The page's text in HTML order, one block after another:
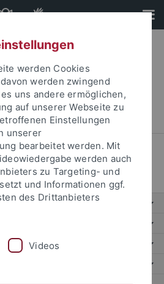
Fakultät
Neurowissenschaften
... Publikationen
werden Cookies
werden zwingend
uns andere ermöglichen,
auf unserer Webseite zu
Einstellungen
unserer
bearbeitet werden. Mit
werden auch
zu Targeting- und
und Informationen ggf.
des Drittanbieters
Videos